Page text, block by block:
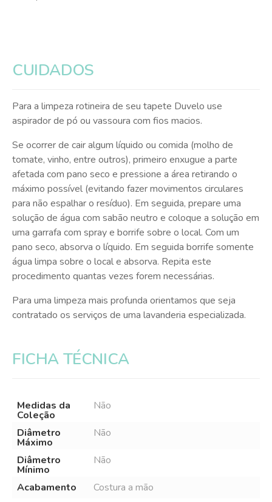
CUIDADOS
Para a limpeza rotineira de seu tapete Duvelo use
aspirador de pó ou vassoura com fios macios.
Se ocorrer de cair algum líquido ou comida (molho de
tomate, vinho, entre outros), primeiro enxugue a parte
afetada com pano seco e pressione a área retirando o
máximo possível (evitando fazer movimentos circulares
para não espalhar o resíduo). Em seguida, prepare uma
solução de água com sabão neutro e coloque a solução em
uma garrafa com spray e borrife sobre o local. Com um
pano seco, absorva o líquido. Em seguida borrife somente
água limpa sobre o local e absorva. Repita este
procedimento quantas vezes forem necessárias.
Para uma limpeza mais profunda orientamos que seja
contratado os serviços de uma lavanderia especializada.
FICHA TÉCNICA
Medidas da
Coleção
Não
Diâmetro
Máximo
Não
Diâmetro
Mínimo
Não
Acabamento
Costura a mão